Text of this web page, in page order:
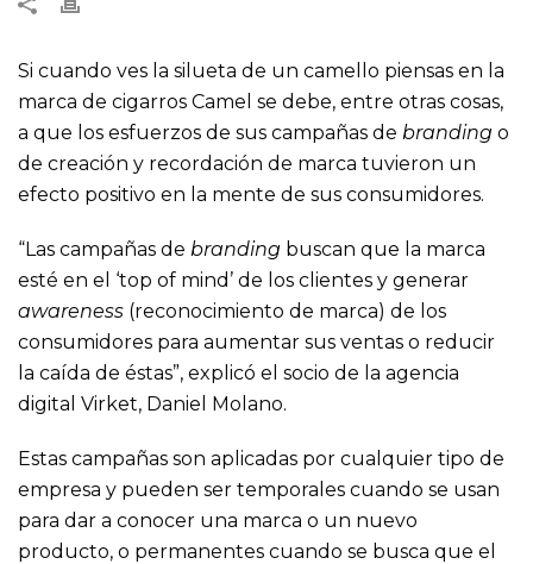
Si cuando ves la silueta de un camello piensas en la
marca de cigarros Camel se debe, entre otras cosas,
a que los esfuerzos de sus campañas de branding o
de creación y recordación de marca tuvieron un
efecto positivo en la mente de sus consumidores.
“Las campañas de branding buscan que la marca
esté en el ‘top of mind’ de los clientes y generar
awareness (reconocimiento de marca) de los
consumidores para aumentar sus ventas o reducir
la caída de éstas”, explicó el socio de la agencia
digital Virket, Daniel Molano.
Estas campañas son aplicadas por cualquier tipo de
empresa y pueden ser temporales cuando se usan
para dar a conocer una marca o un nuevo
producto, o permanentes cuando se busca que el